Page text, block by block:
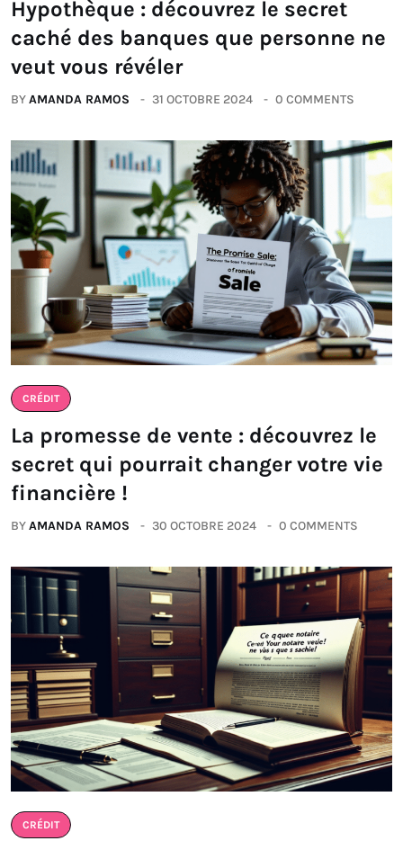
Hypothèque : découvrez le secret
caché des banques que personne ne
veut vous révéler
BYAMANDA RAMOS 31 OCTOBRE 2024 0 COMMENTS
CRÉDIT
La promesse de vente : découvrez le
secret qui pourrait changer votre vie
financière !
BYAMANDA RAMOS 30 OCTOBRE 2024 0 COMMENTS
CRÉDIT